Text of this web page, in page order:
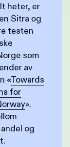
heter, er
Sitra og
testen
som
av
«Towards
for
».
og